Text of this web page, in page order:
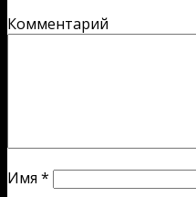
Комментарий
Имя *